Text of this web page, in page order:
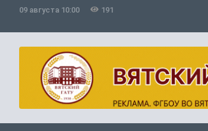
09 августа 10:00 191